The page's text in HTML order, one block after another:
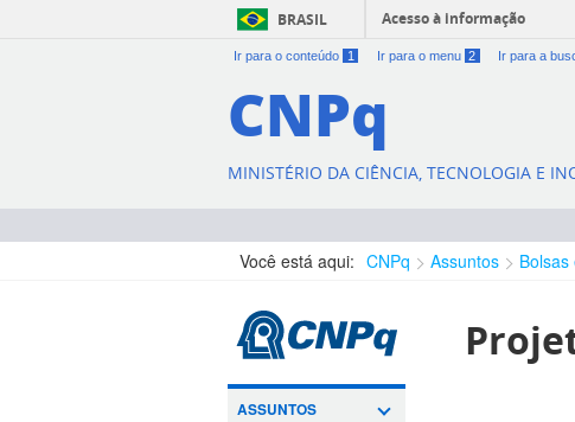
BRASIL Acesso à informação
Ir para o conteúdo 1 Ir para o menu 2 Ir para a
CNPq
MINISTÉRIO DA CIÊNCIA, TECNOLOGIA E
Você está aqui: CNPq Assuntos
ASSUNTOS